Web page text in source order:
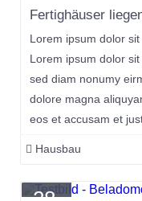
30.
November
Fertighäuser
Lorem ipsum dolor
Lorem ipsum dolor
sed diam nonumy
dolore magna
eos et accusam et
Hausbau